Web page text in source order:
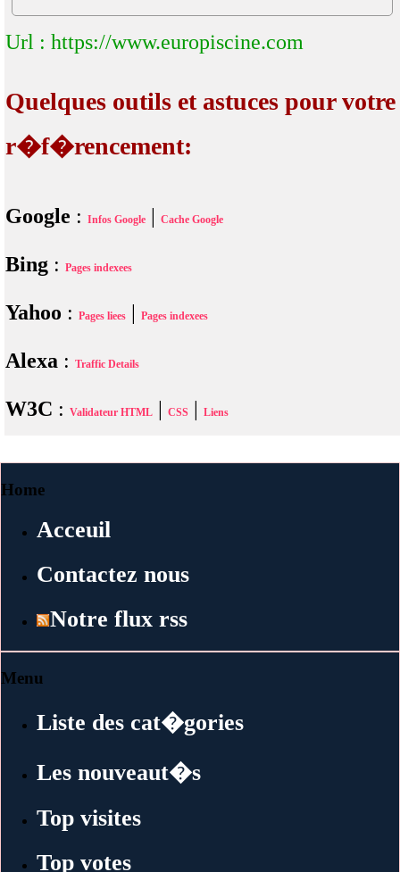
Url : https://www.europiscine.com
Quelques outils et astuces pour votre
r�f�rencement:
Google : Infos Google Cache Google
Bing : Pages indexees
Yahoo : Pages liees Pages indexees
Alexa : Traffic Details
W3C : Validateur HTML CSS Liens
Home
Acceuil
Contactez nous
Notre flux rss
Menu
Liste des cat�gories
Les nouveaut�s
Top visites
Top votes